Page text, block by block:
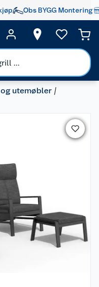
Obs BYGG Montering
utemøbler